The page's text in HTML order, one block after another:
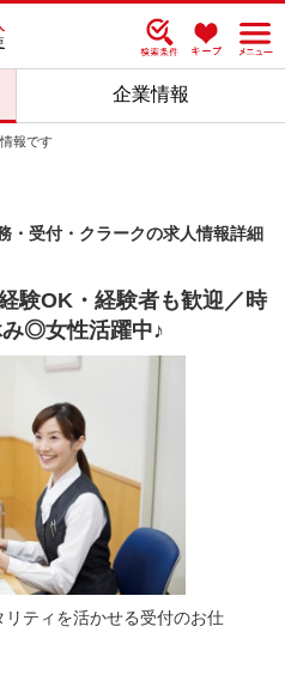
企業情報
報です
・受付・クラークの求人情報詳細
験OK・経験者も歓迎／時
◎女性活躍中♪
ティを活かせる受付のお仕